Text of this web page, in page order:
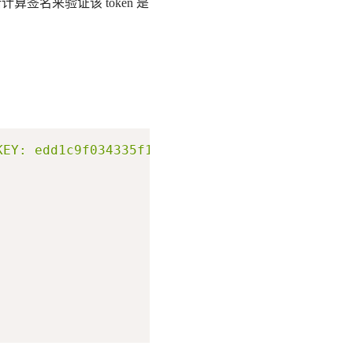
算签名来验证该 token 是
edd1c9f034335f136f87ad84b625c8f1'